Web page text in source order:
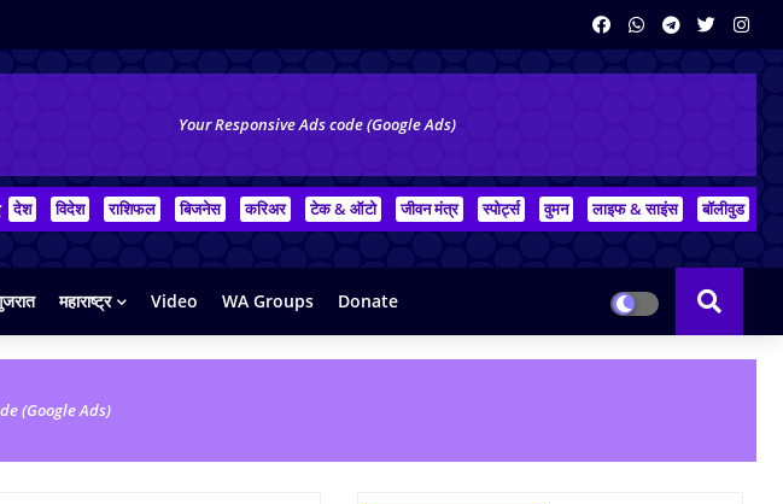
Your Responsive Ads code (Google Ads)
देश विदेश राशिफल बिजनेस करिअर टेक & ऑटो जीवन मंत्र स्पोर्ट्स वुमन लाइफ & साइंस बॉलीवुड
महाराष्ट्र Video WA Groups Donate
(Google Ads)